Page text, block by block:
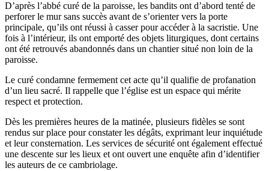
D’après l’abbé curé de la paroisse, les bandits ont d’abord tenté de
perforer le mur sans succès avant de s’orienter vers la porte
principale, qu’ils ont réussi à casser pour accéder à la sacristie. Une
fois à l’intérieur, ils ont emporté des objets liturgiques, dont certains
ont été retrouvés abandonnés dans un chantier situé non loin de la
paroisse.
Le curé condamne fermement cet acte qu’il qualifie de profanation
d’un lieu sacré. Il rappelle que l’église est un espace qui mérite
respect et protection.
Dès les premières heures de la matinée, plusieurs fidèles se sont
rendus sur place pour constater les dégâts, exprimant leur inquiétude
et leur consternation. Les services de sécurité ont également effectué
une descente sur les lieux et ont ouvert une enquête afin d’identifier
les auteurs de ce cambriolage.